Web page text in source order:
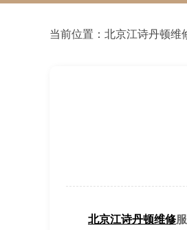
北京市东城
当前位置： 北京江诗丹顿维
北京江诗丹顿维修